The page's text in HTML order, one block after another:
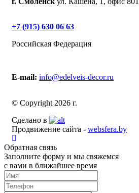
+7 (915) 630 06 63
Российская Федерация
E-mail: info@edelveis-decor.ru
© Copyright 2026 г.
Сделано в
Продвижение сайта - websfera.by
Обратная связь
Заполните форму и мы свяжемся
с вами в ближайшее время